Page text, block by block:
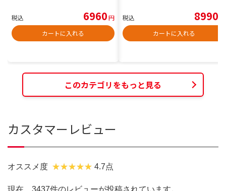
税込 6960円
カートに入れる
税込 8990
カートに入れる
このカテゴリをもっと見る
カスタマーレビュー
オススメ度 4.7点